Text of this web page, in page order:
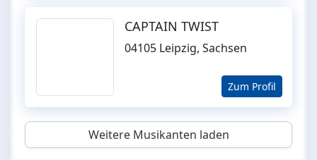
CAPTAIN TWIST
04105 Leipzig, Sachsen
Zum Profil
Weitere Musikanten laden